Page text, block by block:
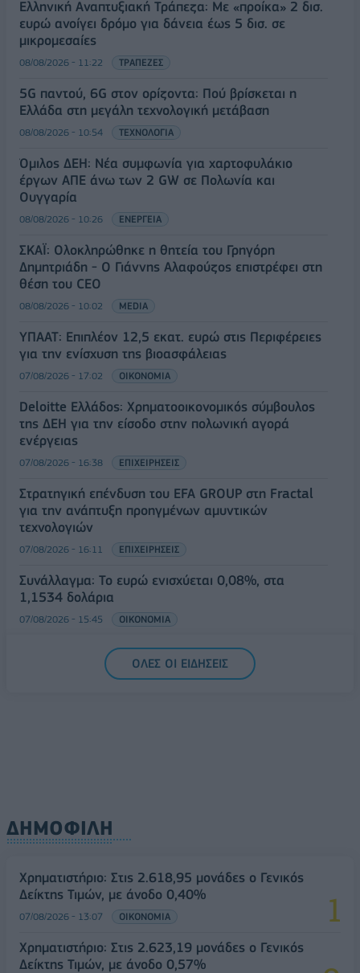
Ελληνική Αναπτυξιακή Τράπεζα: Με «προίκα» 2 δισ.
ευρώ ανοίγει δρόμο για δάνεια έως 5 δισ. σε
μικρομεσαίες
08/08/2026 - 11:22 ΤΡΑΠΕΖΕΣ
5G παντού, 6G στον ορίζοντα: Πού βρίσκεται η
Ελλάδα στη μεγάλη τεχνολογική μετάβαση
08/08/2026 - 10:54 ΤΕΧΝΟΛΟΓΙΑ
Όμιλος ΔΕΗ: Νέα συμφωνία για χαρτοφυλάκιο
έργων ΑΠΕ άνω των 2 GW σε Πολωνία και
Ουγγαρία
08/08/2026 - 10:26 ΕΝΕΡΓΕΙΑ
ΣΚΑΪ: Ολοκληρώθηκε η θητεία του Γρηγόρη
Δημητριάδη - Ο Γιάννης Αλαφούζος επιστρέφει στη
θέση του CEO
08/08/2026 - 10:02 MEDIA
ΥΠΑΑΤ: Επιπλέον 12,5 εκατ. ευρώ στις Περιφέρειες
για την ενίσχυση της βιοασφάλειας
07/08/2026 - 17:02 ΟΙΚΟΝΟΜΙΑ
Deloitte Ελλάδος: Χρηματοοικονομικός σύμβουλος
της ΔΕΗ για την είσοδο στην πολωνική αγορά
ενέργειας
07/08/2026 - 16:38 ΕΠΙΧΕΙΡΗΣΕΙΣ
Στρατηγική επένδυση του EFA GROUP στη Fractal
για την ανάπτυξη προηγμένων αμυντικών
τεχνολογιών
07/08/2026 - 16:11 ΕΠΙΧΕΙΡΗΣΕΙΣ
Συνάλλαγμα: Το ευρώ ενισχύεται 0,08%, στα
1,1534 δολάρια
07/08/2026 - 15:45 ΟΙΚΟΝΟΜΙΑ
Χρηματιστήριο: Στις 2.623,19 μονάδες ο Γενικός
Δείκτης Τιμών, με άνοδο 0,57%
ΟΛΕΣ ΟΙ ΕΙΔΗΣΕΙΣ
ΔΗΜΟΦΙΛΗ
Χρηματιστήριο: Στις 2.618,95 μονάδες ο Γενικός
Δείκτης Τιμών, με άνοδο 0,40%
07/08/2026 - 13:07 ΟΙΚΟΝΟΜΙΑ
Χρηματιστήριο: Στις 2.623,19 μονάδες ο Γενικός
Δείκτης Τιμών, με άνοδο 0,57%